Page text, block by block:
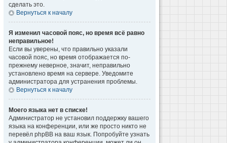
сделать это.
Вернуться к началу
Я изменил часовой пояс, но время всё равно
неправильное!
Если вы уверены, что правильно указали
часовой пояс, но время отображается по-
прежнему неверное, значит, неправильно
установлено время на сервере. Уведомите
администратора для устранения проблемы.
Вернуться к началу
Моего языка нет в списке!
Администратор не установил поддержку вашего
языка на конференции, или же просто никто не
перевёл phpBB на ваш язык. Попробуйте узнать